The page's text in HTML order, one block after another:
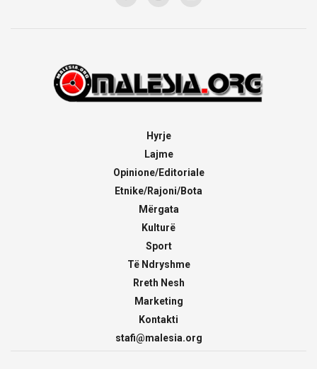
Hyrje
Lajme
Opinione/Editoriale
Etnike/Rajoni/Bota
Mërgata
Kulturë
Sport
Të Ndryshme
Rreth Nesh
Marketing
Kontakti
stafi@malesia.org